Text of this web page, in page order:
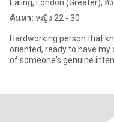
Ealing, London (Greater), อั
ค้นหา: หญิง 22 - 30
Hardworking person that
oriented, ready to have my dreamed
of someone's genuine